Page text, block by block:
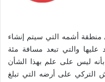
أشمه التي سيتم إنشاء
والتي تبعد مسافة مئة
بأنه ليس على علم بهذا الشأن
التركي على أرضه التي تبلغ